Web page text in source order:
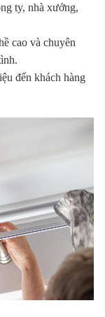
ty, nhà xưởng,
cao và chuyên
đến khách hàng